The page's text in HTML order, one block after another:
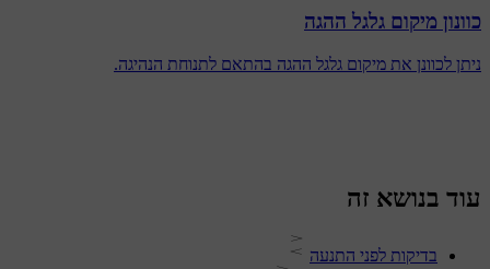
כוונון מיקום גלגל ההגה
ניתן לכוונן את מיקום גלגל ההגה בהתאם לתנוחת הנהיגה.
עוד בנושא זה
בדיקות לפני התנעה